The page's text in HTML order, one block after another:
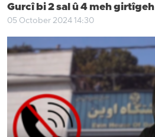
Gurcî bi 2 sal û 4 meh girtîgeh
05 October 2024 14:30